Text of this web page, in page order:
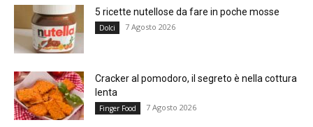
5 ricette nutellose da fare in poche mosse
Dolci 7 Agosto 2026
Cracker al pomodoro, il segreto è nella cottura
lenta
Finger Food 7 Agosto 2026